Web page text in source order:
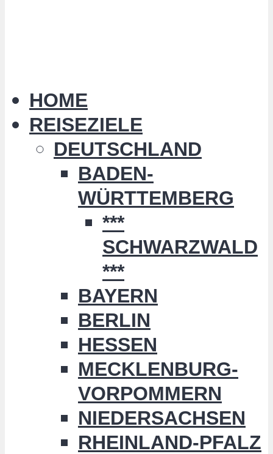
HOME
REISEZIELE
DEUTSCHLAND
BADEN-
WÜRTTEMBERG
***
SCHWARZWALD
***
BAYERN
BERLIN
HESSEN
MECKLENBURG-
VORPOMMERN
NIEDERSACHSEN
RHEINLAND-PFALZ